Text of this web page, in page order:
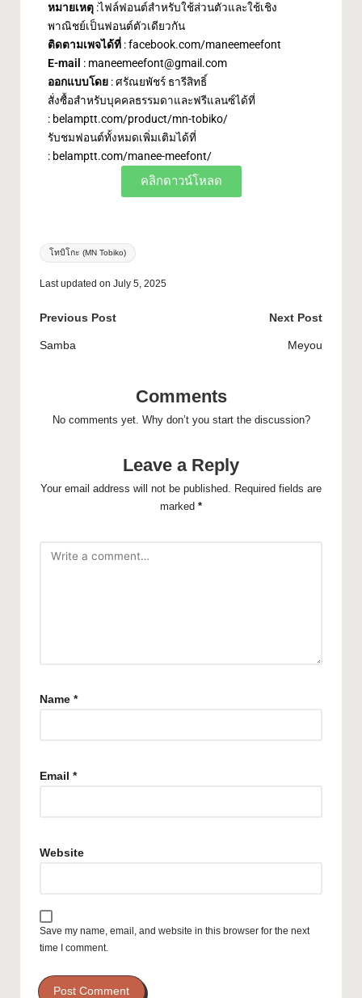
หมายเหตุ :ไฟล์ฟอนต์สำหรับใช้ส่วนตัวและใช้เชิง
พาณิชย์เป็นฟอนต์ตัวเดียวกัน
ติดตามเพจได้ที่ :facebook.com/maneemeefont
E-mail : maneemeefont@gmail.com
ออกแบบโดย : ศรัณยพัชร์ ธารีสิทธิ์
สั่งซื้อสำหรับบุคคลธรรมดาและฟรีแลนซ์ได้ที่
: belamptt.com/product/mn-tobiko/
รับชมฟอนต์ทั้งหมดเพิ่มเติมได้ที่
: belamptt.com/manee-meefont/
คลิกดาวน์โหลด
โทบิโกะ (MN Tobiko)
Last updated on July 5, 2025
Previous Post
Samba
Next Post
Meyou
Comments
No comments yet. Why don’t you start the discussion?
Leave a Reply
Your email address will not be published. Required fields are
marked *
Name *
Email *
Website
Save my name, email, and website in this browser for the next
time I comment.